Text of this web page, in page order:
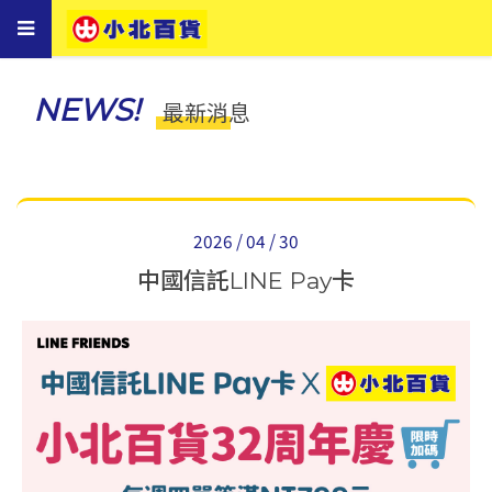
Toggle
navigation
NEWS! 最新消息
2026 / 04 / 30
中國信託LINE Pay卡